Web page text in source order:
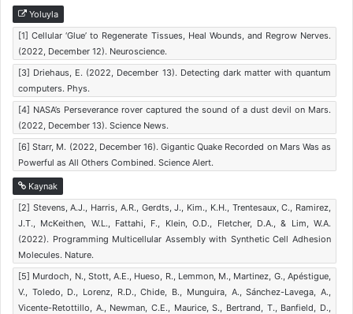
Yoluyla
[1] Cellular ‘Glue’ to Regenerate Tissues, Heal Wounds, and Regrow Nerves.
(2022, December 12). Neuroscience.
[3] Driehaus, E. (2022, December 13). Detecting dark matter with quantum
computers. Phys.
[4] NASA’s Perseverance rover captured the sound of a dust devil on Mars.
(2022, December 13). Science News.
[6] Starr, M. (2022, December 16). Gigantic Quake Recorded on Mars Was as
Powerful as All Others Combined. Science Alert.
Kaynak
[2] Stevens, A.J., Harris, A.R., Gerdts, J., Kim., K.H., Trentesaux, C., Ramirez,
J.T., McKeithen, W.L., Fattahi, F., Klein, O.D., Fletcher, D.A., & Lim, W.A.
(2022). Programming Multicellular Assembly with Synthetic Cell Adhesion
Molecules. Nature.
[5] Murdoch, N., Stott, A.E., Hueso, R., Lemmon, M., Martinez, G., Apéstigue,
V., Toledo, D., Lorenz, R.D., Chide, B., Munguira, A., Sánchez-Lavega, A.,
Vicente-Retottillo, A., Newman, C.E., Maurice, S., Bertrand, T., Banfield, D.,